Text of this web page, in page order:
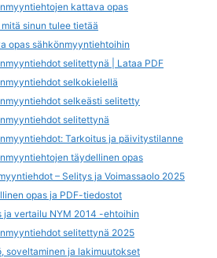
kattava opas
sinun tulee tietää
opas sähkönmyyntiehtoihin
selitettynä | Lataa PDF
selkokielellä
selkeästi selitetty
selitettynä
Tarkoitus ja päivitystilanne
täydellinen opas
– Selitys ja Voimassaolo 2025
opas ja PDF-tiedostot
ja vertailu NYM 2014 -ehtoihin
selitettynä 2025
soveltaminen ja lakimuutokset